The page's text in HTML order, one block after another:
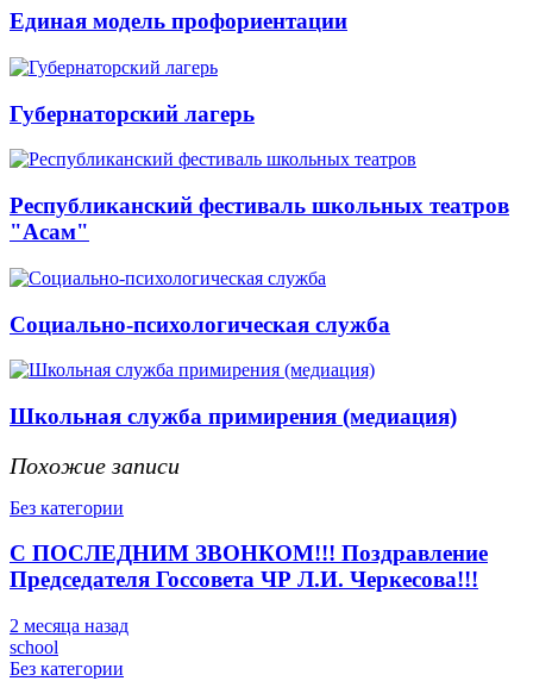
Единая модель профориентации
Губернаторский лагерь
Республиканский фестиваль школьных театров
"Асам"
Социально-психологическая служба
Школьная служба примирения (медиация)
Похожие записи
Без категории
С ПОСЛЕДНИМ ЗВОНКОМ!!! Поздравление
Председателя Госсовета ЧР Л.И. Черкесова!!!
2 месяца назад
school
Без категории